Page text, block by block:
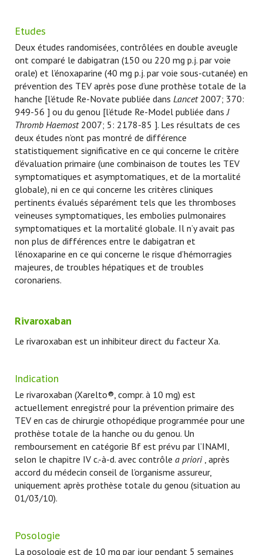
Etudes
Deux études randomisées, contrôlées en double aveugle
ont comparé le dabigatran (150 ou 220 mg p.j. par voie
orale) et l’énoxaparine (40 mg p.j. par voie sous-cutanée) en
prévention des TEV après pose d’une prothèse totale de la
hanche [l’étude Re-Novate publiée dans Lancet2007; 370:
949-56 ] ou du genou [l’étude Re-Model publiée dansJ
Thromb Haemost2007; 5: 2178-85 ]. Les résultats de ces
deux études n’ont pas montré de différence
statistiquement significative en ce qui concerne le critère
d’évaluation primaire (une combinaison de toutes les TEV
symptomatiques et asymptomatiques, et de la mortalité
globale), ni en ce qui concerne les critères cliniques
pertinents évalués séparément tels que les thromboses
veineuses symptomatiques, les embolies pulmonaires
symptomatiques et la mortalité globale. Il n’y avait pas
non plus de différences entre le dabigatran et
l’énoxaparine en ce qui concerne le risque d’hémorragies
majeures, de troubles hépatiques et de troubles
coronariens.
Rivaroxaban
Le rivaroxaban est un inhibiteur direct du facteur Xa.
Indication
Le rivaroxaban (Xarelto®, compr. à 10 mg) est
actuellement enregistré pour la prévention primaire des
TEV en cas de chirurgie othopédique programmée pour une
prothèse totale de la hanche ou du genou. Un
remboursement en catégorie Bf est prévu par l’INAMI,
selon le chapitre IV c.-à-d. avec contrôle a priori, après
accord du médecin conseil de l’organisme assureur,
uniquement après prothèse totale du genou (situation au
01/03/10).
Posologie
La posologie est de 10 mg par jour pendant 5 semaines